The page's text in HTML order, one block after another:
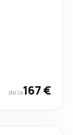
de la167 €